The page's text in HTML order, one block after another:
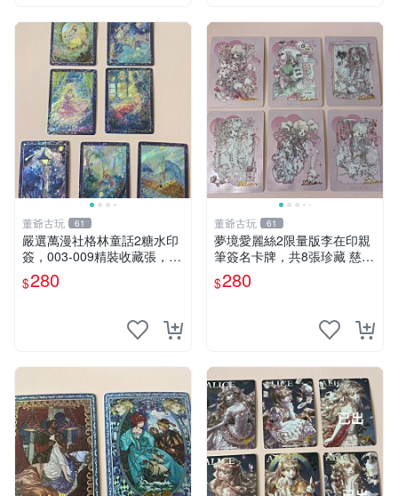
董爺古玩 61
嚴選萬漫社格林童話2糖水印
簽，003-009精裝收藏張，限
量推薦 格林童話 糖水印簽 收
藏張
$280
董爺古玩 61
夢境愛麗絲2限量版李在印親
筆簽名卡牌，共8張珍藏 慈愛
李在印夢境愛麗絲2 CLD手繪
原畫收藏 004-008
$280